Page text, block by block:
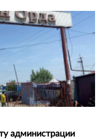
администрации